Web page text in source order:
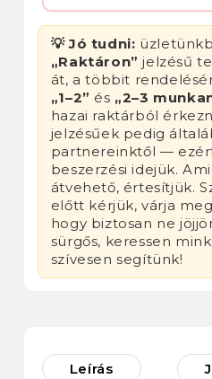
💡 Jó tudni:
„Raktáron” jelzésű
át, a többit
„1–2” és „2–3
hazai raktárból
jelzésűek pedig
partnereinktől —
beszerzési idejük.
átvehető, értesítjük.
előtt kérjük, várja
hogy biztosan ne
sürgős, keressen
szívesen segítünk!
Leírás